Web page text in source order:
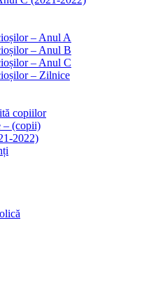
– Anul A
– Anul B
– Anul C
– Zilnice
copiilor
– (copii)
2022)